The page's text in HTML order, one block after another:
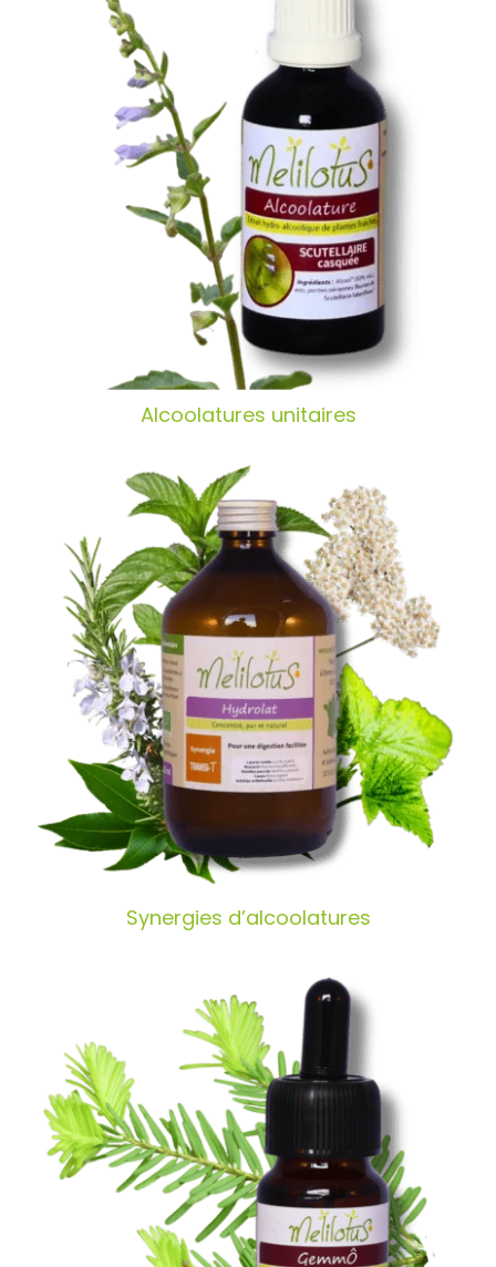
Santé & Bien-Être
Ateliers & Formations
Nous trouver
Alcoolatures unitaires
Alcoolatures unitaires
Synergies d’alcoolatures
Synergies d’alcoolatures
Gemmothérapie